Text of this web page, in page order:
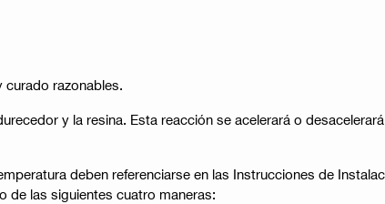
curado razonables.
y la resina. Esta reacción se acelerará o
deben referenciarse en las Instrucciones de
de las siguientes cuatro maneras: